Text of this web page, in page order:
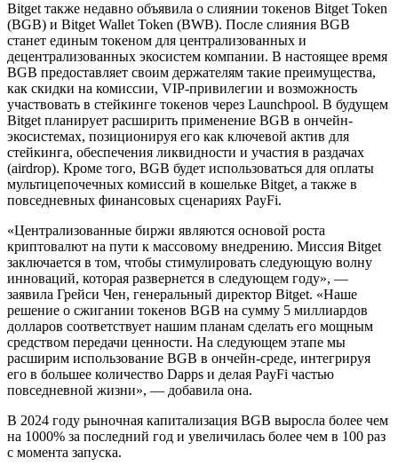
Bitget также недавно объявила о слиянии токенов Bitget Token
(BGB) и Bitget Wallet Token (BWB). После слияния BGB
станет единым токеном для централизованных и
децентрализованных экосистем компании. В настоящее время
BGB предоставляет своим держателям такие преимущества,
как скидки на комиссии, VIP-привилегии и возможность
участвовать в стейкинге токенов через Launchpool. В будущем
Bitget планирует расширить применение BGB в ончейн-
экосистемах, позиционируя его как ключевой актив для
стейкинга, обеспечения ликвидности и участия в раздачах
(airdrop). Кроме того, BGB будет использоваться для оплаты
мультицепочечных комиссий в кошельке Bitget, а также в
повседневных финансовых сценариях PayFi.
«Централизованные биржи являются основой роста
криптовалют на пути к массовому внедрению. Миссия Bitget
заключается в том, чтобы стимулировать следующую волну
инноваций, которая развернется в следующем году», —
заявила Грейси Чен, генеральный директор Bitget. «Наше
решение о сжигании токенов BGB на сумму 5 миллиардов
долларов соответствует нашим планам сделать его мощным
средством передачи ценности. На следующем этапе мы
расширим использование BGB в ончейн-среде, интегрируя
его в большее количество Dapps и делая PayFi частью
повседневной жизни», — добавила она.
В 2024 году рыночная капитализация BGB выросла более чем
на 1000% за последний год и увеличилась более чем в 100 раз
с момента запуска.